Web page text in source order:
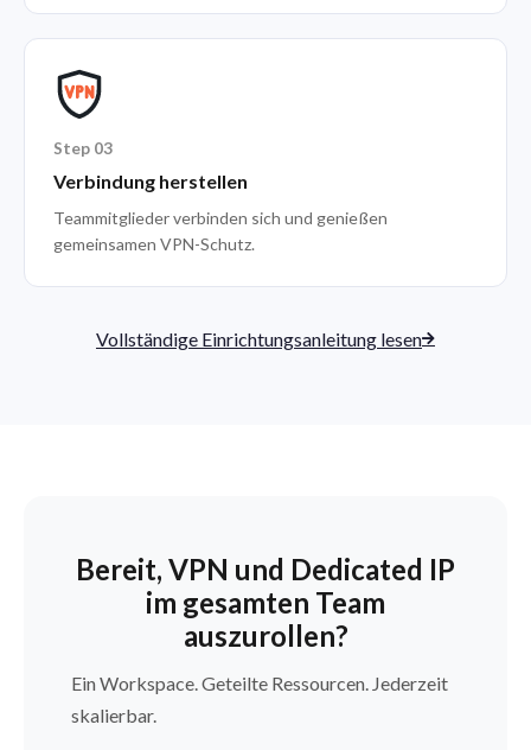
Step 03
Verbindung herstellen
Teammitglieder verbinden sich und genießen
gemeinsamen VPN-Schutz.
Vollständige Einrichtungsanleitung lesen
Bereit, VPN und Dedicated IP
im gesamten Team
auszurollen?
Ein Workspace. Geteilte Ressourcen. Jederzeit
skalierbar.